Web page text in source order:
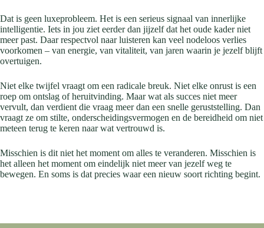
Dat is geen luxeprobleem. Het is een serieus signaal van innerlijke
intelligentie. Iets in jou ziet eerder dan jijzelf dat het oude kader niet
meer past. Daar respectvol naar luisteren kan veel nodeloos verlies
voorkomen – van energie, van vitaliteit, van jaren waarin je jezelf blijft
overtuigen.
Niet elke twijfel vraagt om een radicale breuk. Niet elke onrust is een
roep om ontslag of heruitvinding. Maar wat als succes niet meer
vervult, dan verdient die vraag meer dan een snelle geruststelling. Dan
vraagt ze om stilte, onderscheidingsvermogen en de bereidheid om niet
meteen terug te keren naar wat vertrouwd is.
Misschien is dit niet het moment om alles te veranderen. Misschien is
het alleen het moment om eindelijk niet meer van jezelf weg te
bewegen. En soms is dat precies waar een nieuw soort richting begint.